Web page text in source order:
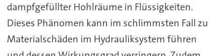
dampfgefüllter Hohlräume in Flüssigkeiten.
Dieses Phänomen kann im schlimmsten Fall zu
Materialschäden im Hydrauliksystem führen